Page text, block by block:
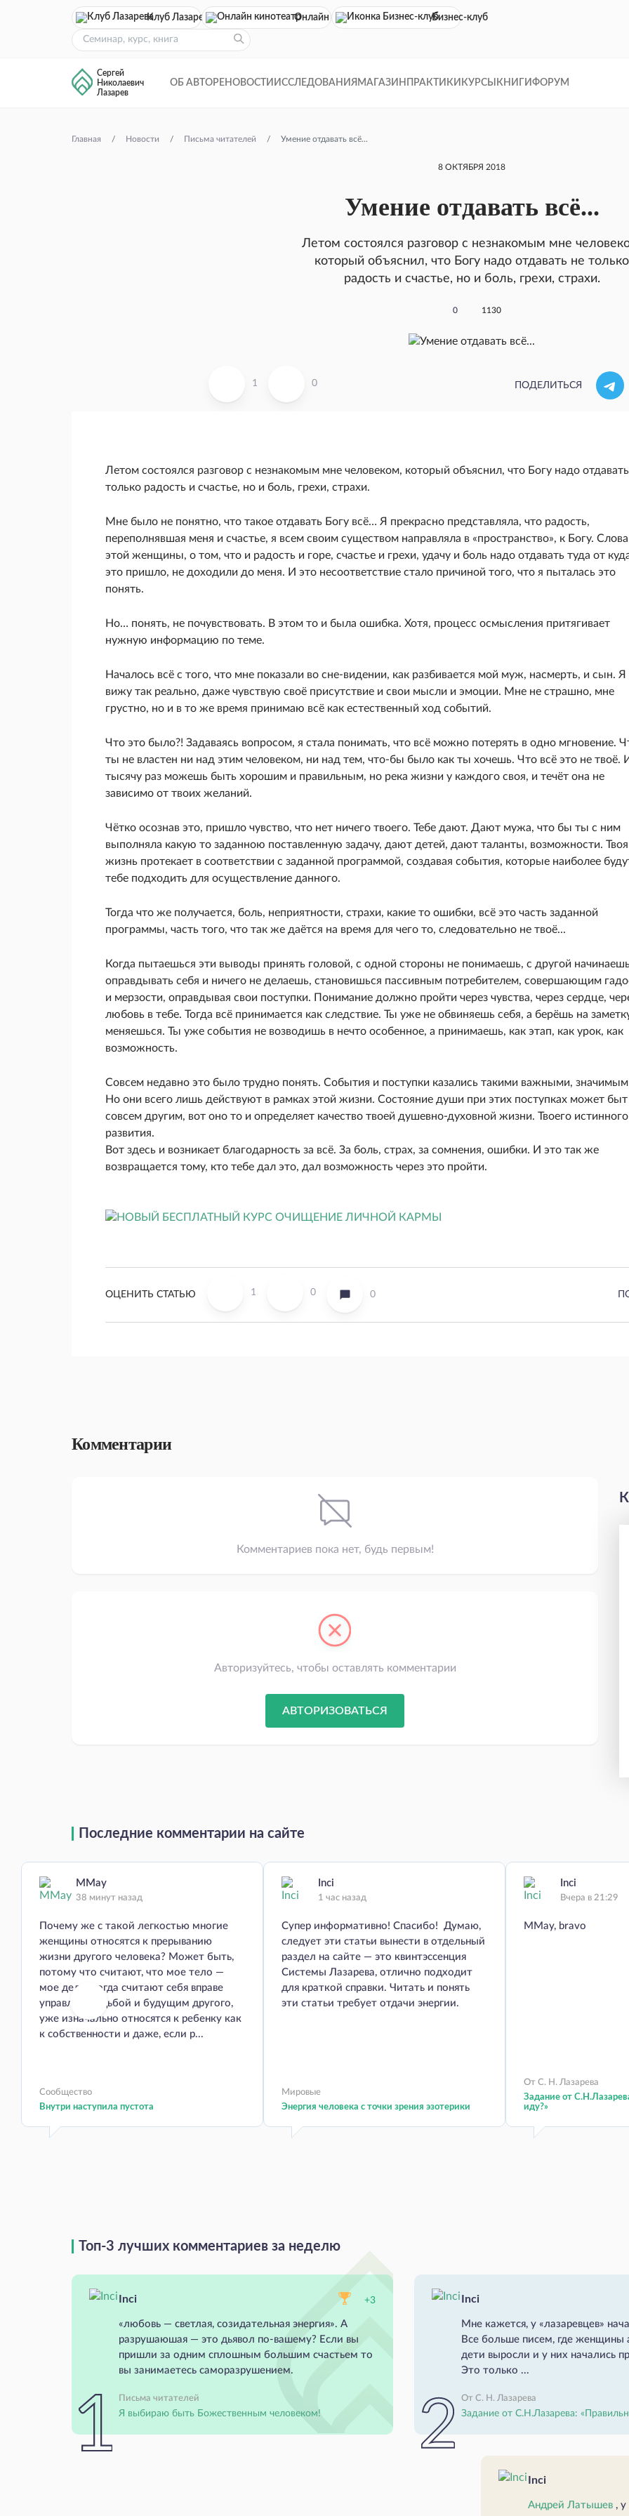
Клуб Лазарева Онлайн кинотеатр Бизнес-клуб
Сергей
Николаевич
Лазарев
ОБ АВТОРЕ НОВОСТИ ИССЛЕДОВАНИЯ МАГАЗИН ПРАКТИКИ КУРСЫ КНИГИ ФОРУМ
Главная Новости Письма читателей Умение отдавать всё...
8 ОКТЯБРЯ 2018
Умение отдавать всё...
Летом состоялся разговор с незнакомым мне
который объяснил, что Богу надо отдавать не только
радость и счастье, но и боль, грехи, страхи.
0 1130
1 0 ПОДЕЛИТЬСЯ
Летом состоялся разговор с незнакомым мне человеком, который объяснил, что Богу надо
только радость и счастье, но и боль, грехи, страхи.
Мне было не понятно, что такое отдавать Богу всё… Я прекрасно представляла, что радость,
переполнявшая меня и счастье, я всем своим существом направляла в «пространство», к Богу. Слова
этой женщины, о том, что и радость и горе, счастье и грехи, удачу и боль надо отдавать туда от
это пришло, не доходили до меня. И это несоответствие стало причиной того, что я пыталась это
понять.
Но… понять, не почувствовать. В этом то и была ошибка. Хотя, процесс осмысления притягивает
нужную информацию по теме.
Началось всё с того, что мне показали во сне-видении, как разбивается мой муж, насмерть, и сын. Я
вижу так реально, даже чувствую своё присутствие и свои мысли и эмоции. Мне не страшно, мне
грустно, но и в то же время принимаю всё как естественный ход событий.
Что это было?! Задаваясь вопросом, я стала понимать, что всё можно потерять в одно мгновение.
ты не властен ни над этим человеком, ни над тем, что-бы было как ты хочешь. Что всё это не твоё.
тысячу раз можешь быть хорошим и правильным, но река жизни у каждого своя, и течёт она не
зависимо от твоих желаний.
Чётко осознав это, пришло чувство, что нет ничего твоего. Тебе дают. Дают мужа, что бы ты с ним
выполняла какую то заданною поставленную задачу, дают детей, дают таланты, возможности. Твоя
жизнь протекает в соответствии с заданной программой, создавая события, которые наиболее
тебе подходить для осуществление данного.
Тогда что же получается, боль, неприятности, страхи, какие то ошибки, всё это часть заданной
программы, часть того, что так же даётся на время для чего то, следовательно не твоё...
Когда пытаешься эти выводы принять головой, с одной стороны не понимаешь, с другой
оправдывать себя и ничего не делаешь, становишься пассивным потребителем, совершающим
и мерзости, оправдывая свои поступки. Понимание должно пройти через чувства, через сердце,
любовь в тебе. Тогда всё принимается как следствие. Ты уже не обвиняешь себя, а берёшь на
меняешься. Ты уже события не возводишь в нечто особенное, а принимаешь, как этап, как урок, как
возможность.
Совсем недавно это было трудно понять. События и поступки казались такими важными,
Но они всего лишь действуют в рамках этой жизни. Состояние души при этих поступках может быт
совсем другим, вот оно то и определяет качество твоей душевно-духовной жизни. Твоего истинного
развития.
Вот здесь и возникает благодарность за всё. За боль, страх, за сомнения, ошибки. И это так же
возвращается тому, кто тебе дал это, дал возможность через это пройти.
ОЦЕНИТЬ СТАТЬЮ 1 0 0
Комментарии
Комментариев пока нет, будь первым!
Авторизуйтесь, чтобы оставлять комментарии
АВТОРИЗОВАТЬСЯ
Последние комментарии на сайте
MMay
38 минут назад
Почему же с такой легкостью многие
женщины относятся к прерыванию
жизни другого человека? Может быть,
потому что считают, что мое тело —
мое дело, когда считают себя вправе
управлять судьбой и будущим другого,
уже изначально относятся к ребенку как
к собственности и даже, если р...
Сообщество
Внутри наступила пустота
Inci
1 час назад
Супер информативно! Спасибо! Думаю,
следует эти статьи вынести в отдельный
раздел на сайте — это квинтэссенция
Системы Лазарева, отлично подходит
для краткой справки. Читать и понять
эти статьи требует отдачи энергии.
Мировые
Энергия человека с точки зрения эзотерики
Inci
Вчера в 21:29
MMay, bravo
От С. Н. Лазарева
Задание от
иду?»
Топ-3 лучших комментариев за неделю
Inci +3
«любовь — светлая, созидательная энергия». А
разрушаюшая — это дьявол по-вашему? Если вы
пришли за одним сплошным большим счастьем то
вы занимаетесь саморазрушением.
Письма читателей
Я выбираю быть Божественным человеком!
Inci
Мне кажется, у «лазаревцев»
Все больше писем, где женщины
дети выросли и у них начались
Это только ...
От С. Н. Лазарева
Задание от С.Н.Лазарева:
Inci
Андрей Латышев ,